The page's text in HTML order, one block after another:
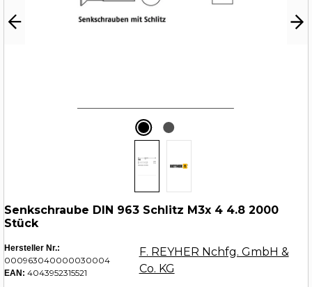
Senkschraube DIN 963 Schlitz M3x 4 4.8 2000
Stück
Hersteller Nr.:
000963040000030004
EAN: 4043952315521
F. REYHER Nchfg. GmbH &
Co. KG